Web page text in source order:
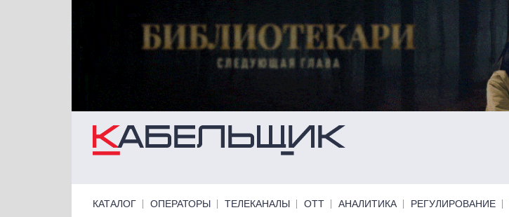
КАТАЛОГ ОПЕРАТОРЫ ТЕЛЕКАНАЛЫ ОТТ АНАЛИТИКА РЕГУЛИРОВАНИЕ